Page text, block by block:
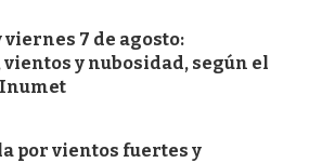
viernes 7 de agosto:
y nubosidad, según el
por vientos fuertes y